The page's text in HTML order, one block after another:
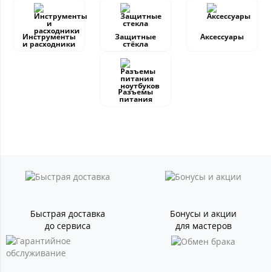
Инструменты
и расходники
Защитные
стёкла
Аксессуары
Разъемы
питания
Быстрая доставка
до сервиса
Бонусы и акции
для мастеров